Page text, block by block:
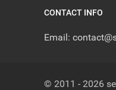
CONTACT INFO
Email:
© 2011 - 2026